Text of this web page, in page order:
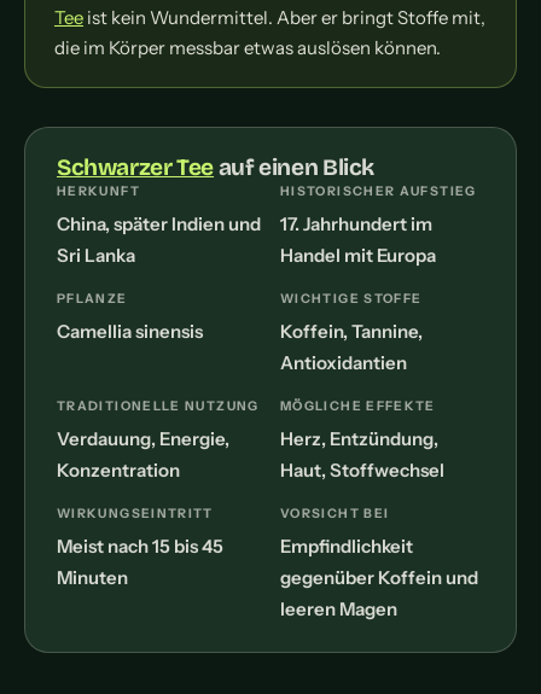
Tee ist kein Wundermittel. Aber er bringt Stoffe mit,
die im Körper messbar etwas auslösen können.
Schwarzer Teeauf einen Blick
HERKUNFT
China, später Indien und
Sri Lanka
HISTORISCHER AUFSTIEG
17. Jahrhundert im
Handel mit Europa
PFLANZE
Camellia sinensis
WICHTIGE STOFFE
Koffein, Tannine,
Antioxidantien
TRADITIONELLE NUTZUNG
Verdauung, Energie,
Konzentration
MÖGLICHE EFFEKTE
Herz, Entzündung,
Haut, Stoffwechsel
WIRKUNGSEINTRITT
Meist nach 15 bis 45
Minuten
VORSICHT BEI
Empfindlichkeit
gegenüber Koffein und
leeren Magen